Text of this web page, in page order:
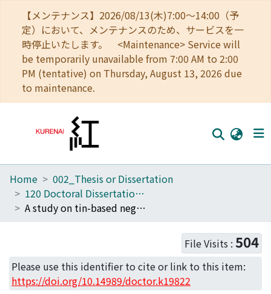
【メンテナンス】2026/08/13(木)7:00～14:00（予
定）において、メンテナンスのため、サービスを一
時停止いたします。 <Maintenance> Service will
be temporarily unavailable from 7:00 AM to 2:00
PM (tentative) on Thursday, August 13, 2026 due
to maintenance.
Home
Communities
Access Statistics
Home
002_Thesis or Dissertation
120 Doctoral Dissertation (Energy Science)
A study on tin-based negative electrode materials for sodium secondary batteries using Na[FSA]-K[FSA] inorganic ionic liquid
File Visits : 504
Please use this identifier to cite or link to this item:
https://doi.org/10.14989/doctor.k19822